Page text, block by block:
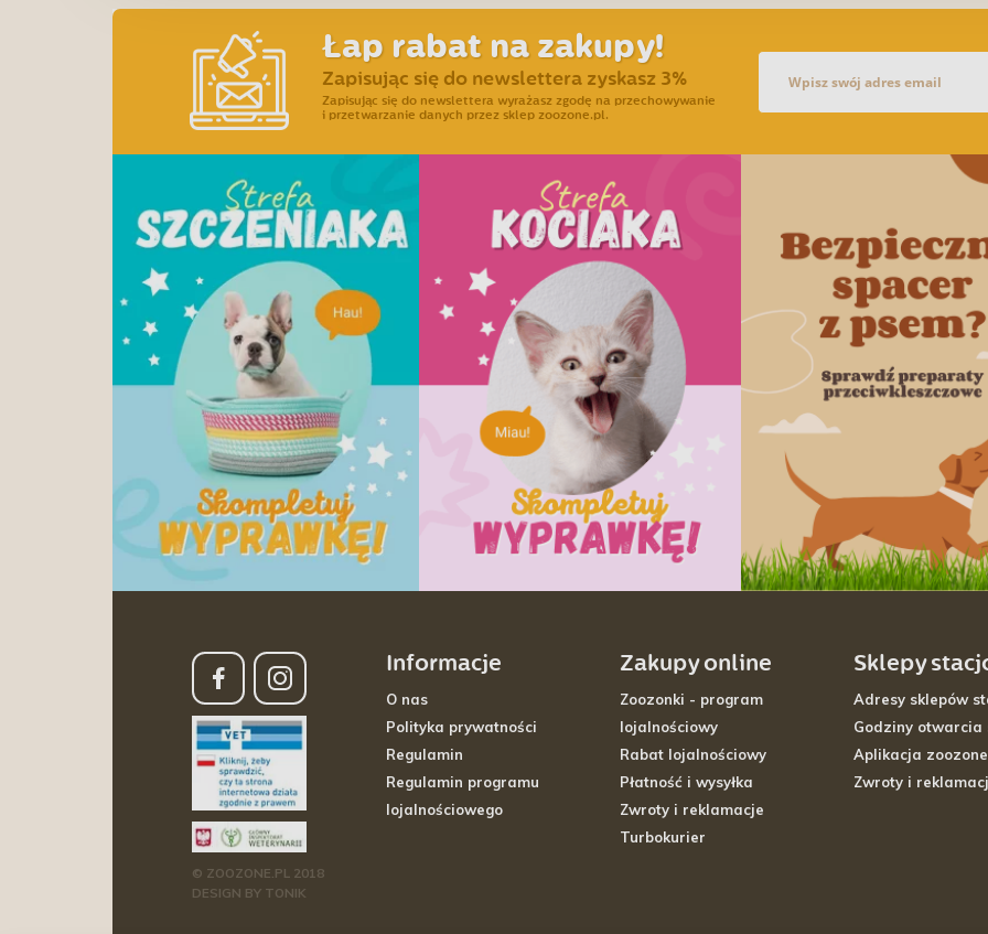
Łap rabat na zakupy!
Zapisując się do newslettera zyskasz 3%
Zapisując się do newslettera wyrażasz zgodę na przechowywanie
i przetwarzanie danych przez sklep zoozone.pl.
© ZOOZONE.PL 2018
DESIGN BY TONIK
Informacje
O nas
Polityka prywatności
Regulamin
Regulamin programu
lojalnościowego
Zakupy online
Zoozonki - program
lojalnościowy
Rabat lojalnościowy
Płatność i wysyłka
Zwroty i reklamacje
Turbokurier
Sklepy
Adresy sklepów
Godziny otwarcia
Aplikacja
Zwroty i